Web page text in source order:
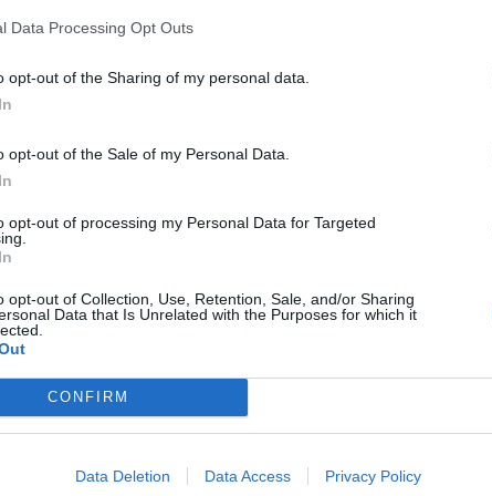
Data Processing Opt Outs
opt-out of the Sharing of my personal data.
opt-out of the Sale of my Personal Data.
opt-out of processing my Personal Data for Targeted
opt-out of Collection, Use, Retention, Sale, and/or Sharing
Data that Is Unrelated with the Purposes for which it
CONFIRM
Data Deletion Data Access Privacy Policy
da rede encontra-se a decorrer na Rua da
seguindo-se os trabalhos na Rua do
Zona Industrial de Amoreira da Gândara, que
a pavimentação, prende-se com o reforço
que a autarquia tem levado a efeito
ao nível das exigências das redes de
uma vez que, por um lado, as condutas
apresentando roturas, e por outro, existe a